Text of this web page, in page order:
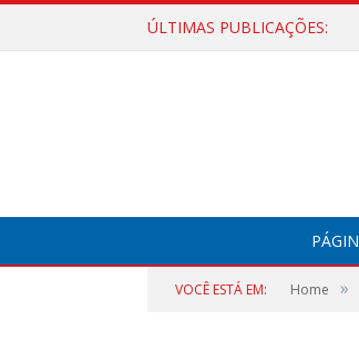
ÚLTIMAS PUBLICAÇÕES:
VOCÊ ESTÁ EM: Home »